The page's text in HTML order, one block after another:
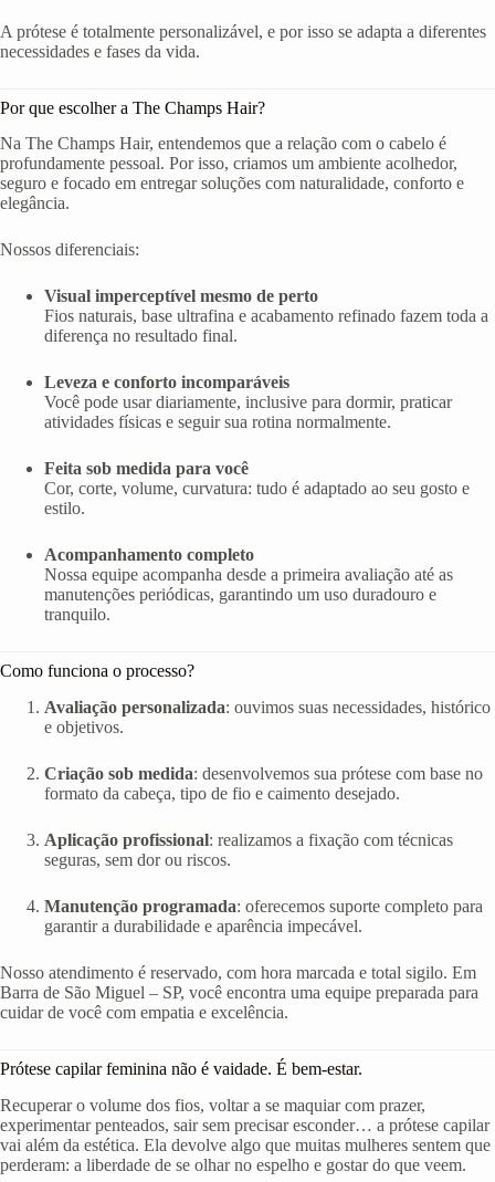
A prótese é totalmente personalizável, e por isso se adapta a diferentes
necessidades e fases da vida.
Por que escolher a The Champs Hair?
Na The Champs Hair, entendemos que a relação com o cabelo é
profundamente pessoal. Por isso, criamos um ambiente acolhedor,
seguro e focado em entregar soluções com naturalidade, conforto e
elegância.
Nossos diferenciais:
Visual imperceptível mesmo de perto
Fios naturais, base ultrafina e acabamento refinado fazem toda a
diferença no resultado final.
Leveza e conforto incomparáveis
Você pode usar diariamente, inclusive para dormir, praticar
atividades físicas e seguir sua rotina normalmente.
Feita sob medida para você
Cor, corte, volume, curvatura: tudo é adaptado ao seu gosto e
estilo.
Acompanhamento completo
Nossa equipe acompanha desde a primeira avaliação até as
manutenções periódicas, garantindo um uso duradouro e
tranquilo.
Como funciona o processo?
Avaliação personalizada: ouvimos suas necessidades, histórico
e objetivos.
Criação sob medida: desenvolvemos sua prótese com base no
formato da cabeça, tipo de fio e caimento desejado.
Aplicação profissional: realizamos a fixação com técnicas
seguras, sem dor ou riscos.
Manutenção programada: oferecemos suporte completo para
garantir a durabilidade e aparência impecável.
Nosso atendimento é reservado, com hora marcada e total sigilo. Em
Barra de São Miguel – SP, você encontra uma equipe preparada para
cuidar de você com empatia e excelência.
Prótese capilar feminina não é vaidade. É bem-estar.
Recuperar o volume dos fios, voltar a se maquiar com prazer,
experimentar penteados, sair sem precisar esconder… a prótese capilar
vai além da estética. Ela devolve algo que muitas mulheres sentem que
perderam: a liberdade de se olhar no espelho e gostar do que veem.